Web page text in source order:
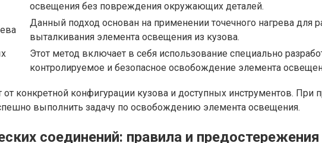
освещения без повреждения окружающих деталей.
Данный подход основан на применении точечного нагрева для
выталкивания элемента освещения из кузова.
Этот метод включает в себя использование специально
контролируемое и безопасное освобождение элемента
конкретной конфигурации кузова и доступных инструментов.
выполнить задачу по освобождению элемента освещения.
соединений: правила и предостережения